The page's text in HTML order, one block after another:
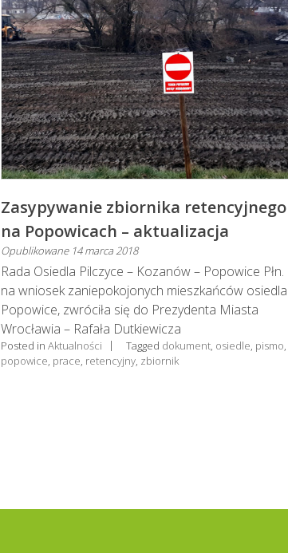
Zasypywanie zbiornika retencyjnego
na Popowicach – aktualizacja
Opublikowane 14 marca 2018
Rada Osiedla Pilczyce – Kozanów – Popowice Płn.
na wniosek zaniepokojonych mieszkańców osiedla
Popowice, zwróciła się do Prezydenta Miasta
Wrocławia – Rafała Dutkiewicza
Posted inAktualności Tagged dokument, osiedle, pismo,
popowice, prace, retencyjny, zbiornik